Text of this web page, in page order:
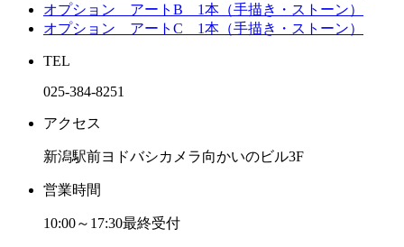
オプション アートB 1本（手描き・ストーン）
オプション アートC 1本（手描き・ストーン）
TEL
025-384‐8251
アクセス
新潟駅前ヨドバシカメラ向かいのビル3F
営業時間
10:00～17:30最終受付